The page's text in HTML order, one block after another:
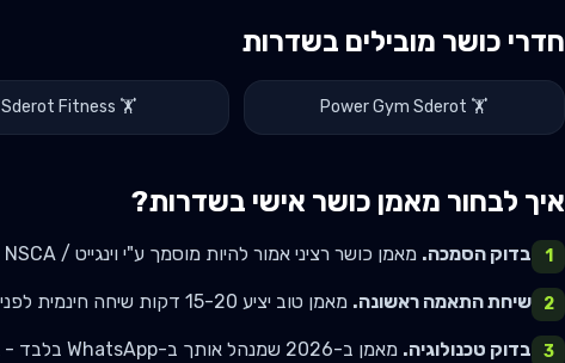
חדרי כושר מובילים בשדרות
🏋️
Power Gym Sderot
🏋️
Sderot Fitness
איך לבחור מאמן כושר אישי בשדרות?
1 בדוק הסמכה. מאמן כושר רציני אמור להיות מוסמך ע"י וינגייט / ACE / NSCA. שאל לתעודה.
2 שיחת התאמה ראשונה. מאמן טוב יציע 15-20 דקות שיחה חינמית לפני שמתחילים - כדי לוודא שאתם מתאימים.
3 בדוק טכנולוגיה. מאמן ב-2026 שמנהל אותך ב-WhatsApp בלבד - אזהרה. דרוש כלי מעקב מקצועי.